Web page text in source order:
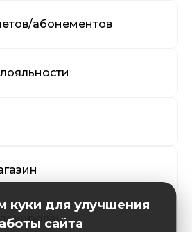
абонементов
куки для улучшения
сайта